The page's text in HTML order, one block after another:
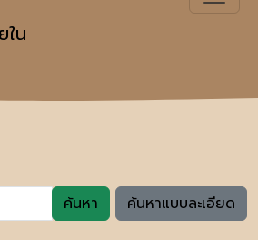
น
ค้นหา ค้นหาแบบละเอียด